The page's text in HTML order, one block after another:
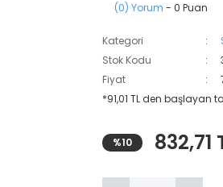
(0) Yorum - 0 Puan
Kategori
Stok Kodu
Fiyat
*91,01 TL den başlayan
%10 832,71